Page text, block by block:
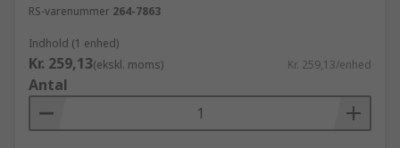
RS-varenummer 264-7863
Indhold (1 enhed)
Kr. 259,13(ekskl. moms) Kr. 259,13/enhed
Antal